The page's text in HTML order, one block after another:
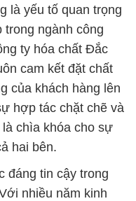
là yếu tố quan trọng
trong ngành công
ty hóa chất Đắc
cam kết đặt chất
của khách hàng lên
hợp tác chặt chẽ và
chìa khóa cho sự
hai bên.
đáng tin cậy trong
nhiều năm kinh